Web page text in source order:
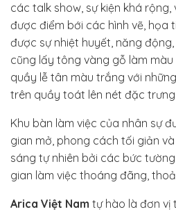
các talk show, sự kiện khá
được điểm bới các hình vẽ, họa
được sự nhiệt huyết, năng
cũng lấy tông vàng gỗ làm
quầy lễ tân màu trắng với
trên quầy toát lên nét đặc
Khu bàn làm việc của nhân sự
gian mở, phong cách tối giản
sáng tự nhiên bởi các bức
gian làm việc thoáng đãng,
Arica Việt Nam tự hào là đơn vị